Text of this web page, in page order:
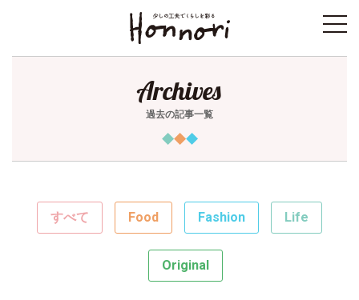
Archives
過去の記事一覧
すべて Food Fashion Life
Original